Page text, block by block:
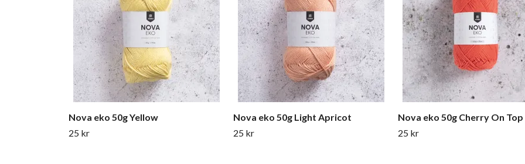
Nova eko 50g Yellow
25 kr
Nova eko 50g Light Apricot
25 kr
Nova eko 50g Cherry On Top
25 kr